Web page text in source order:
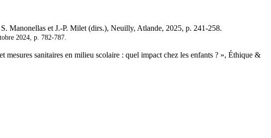
S. Manonellas et J.-P. Milet (dirs.), Neuilly, Atlande, 2025, p. 241-258.
2024, p. 782-787.
mesures sanitaires en milieu scolaire : quel impact chez les enfants ? », Éthique &